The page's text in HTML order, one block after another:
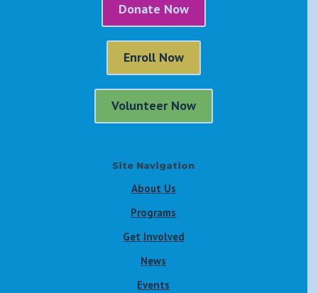
Donate Now
Enroll Now
Volunteer Now
Site Navigation
About Us
Programs
Get Involved
News
Events